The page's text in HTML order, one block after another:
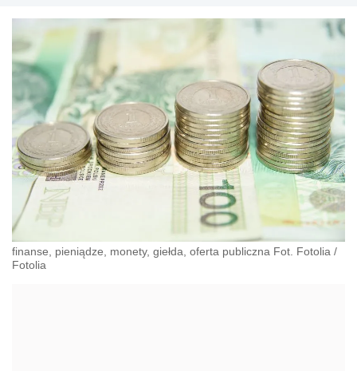
finanse, pieniądze, monety, giełda, oferta publiczna Fot. Fotolia /
Fotolia